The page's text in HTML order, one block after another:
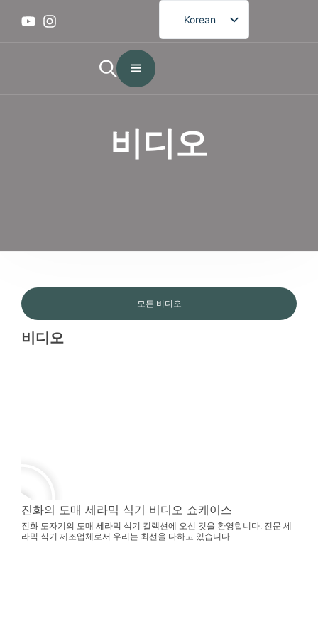
Korean
English
Portuguese
Arabic
비디오
모든 비디오
비디오
진화의 도매 세라믹 식기 비디오 쇼케이스
진화 도자기의 도매 세라믹 식기 컬렉션에 오신 것을 환영합니다. 전문 세
라믹 식기 제조업체로서 우리는 최선을 다하고 있습니다 ...